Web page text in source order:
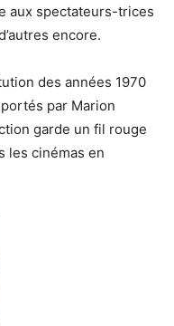
aux spectateurs-trices
encore.
des années 1970
par Marion
garde un fil rouge
les cinémas en